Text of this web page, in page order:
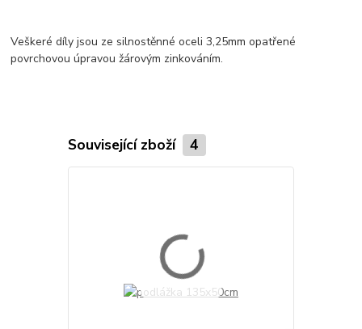
Veškeré díly jsou ze silnostěnné oceli 3,25mm opatřené
povrchovou úpravou žárovým zinkováním.
Související zboží 4